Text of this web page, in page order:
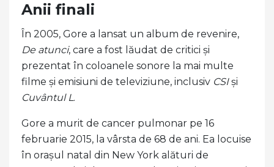
Anii finali
În 2005, Gore a lansat un album de revenire,
De atunci, care a fost lăudat de critici și
prezentat în coloanele sonore la mai multe
filme și emisiuni de televiziune, inclusiv CSIși
Cuvântul L.
Gore a murit de cancer pulmonar pe 16
februarie 2015, la vârsta de 68 de ani. Ea locuise
în orașul natal din New York alături de